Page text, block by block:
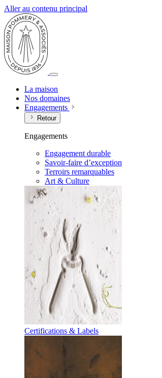
Aller au contenu principal
La maison
Nos domaines
Engagements
Retour
Engagements
Engagement durable
Savoir-faire d’exception
Terroirs remarquables
Art & Culture
Certifications & Labels